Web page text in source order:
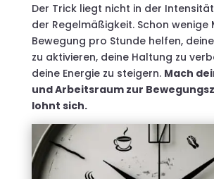
Der Trick liegt nicht in der
der Regelmäßigkeit. Schon wenige
Bewegung pro Stunde helfen,
zu aktivieren, deine Haltung zu
deine Energie zu steigern. Mach
und Arbeitsraum zur
lohnt sich.